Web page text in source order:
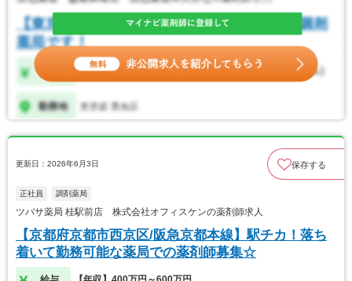
更新日：2026年6月3日 保存する
正社員 調剤薬局
ツバサ薬局 桂駅前店 株式会社オフィスケンの薬剤師求人
【京都府京都市西京区/阪急京都本線】駅チカ！落ち
着いて勤務可能な薬局での薬剤師募集☆